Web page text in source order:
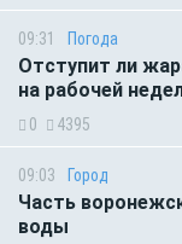
09:31 Погода
Отступит ли
на рабочей
0 4395
09:03 Город
Часть
воды